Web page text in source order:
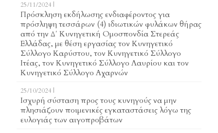
25/11/2024 |
Πρόσκληση εκδήλωσης ενδιαφέροντος για
πρόσληψη τεσσάρων (4) ιδιωτικών φυλάκων θήρας
από την Δ΄ Κυνηγετική Ομοσπονδία Στερεάς
Ελλάδας, με θέση εργασίας τον Κυνηγετικό
Σύλλογο Καρύστου, τον Κυνηγετικό Σύλλογο
Ιτέας, τον Κυνηγετικό Σύλλογο Λαυρίου και τον
Κυνηγετικό Σύλλογο Αχαρνών
25/10/2024 |
Ισχυρή σύσταση προς τους κυνηγούς να μην
πλησιάζουν ποιμενικές εγκαταστάσεις λόγω της
ευλογιάς των αιγοπροβάτων